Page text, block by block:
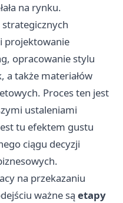
na rynku.
projektowanie
opracowanie stylu
także materiałów
Proces ten jest
ustaleniami
tu efektem gustu
ciągu decyzji
na przekazaniu
ważne są etapy